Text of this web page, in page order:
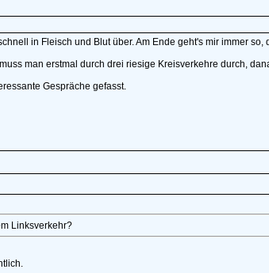
in Fleisch und Blut über. Am Ende geht's mir immer so,
man erstmal durch drei riesige Kreisverkehre durch,
Gespräche gefasst.
Linksverkehr?